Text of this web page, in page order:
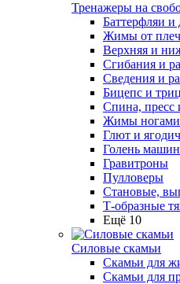
Тренажеры на
Баттерфляи и
Жимы от
Верхняя и
Сгибания и
Сведения и
Бицепс и
Спина,
Жимы ногами
Глют и
Голень
Гравитроны
Пулловеры
Становые,
Т-образные
Ещё 10
Силовые скамьи
Скамьи для
Скамьи для